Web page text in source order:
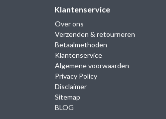
Klantenservice
Over ons
Verzenden & retourneren
Betaalmethoden
Klantenservice
Algemene voorwaarden
Privacy Policy
Disclaimer
Sitemap
BLOG